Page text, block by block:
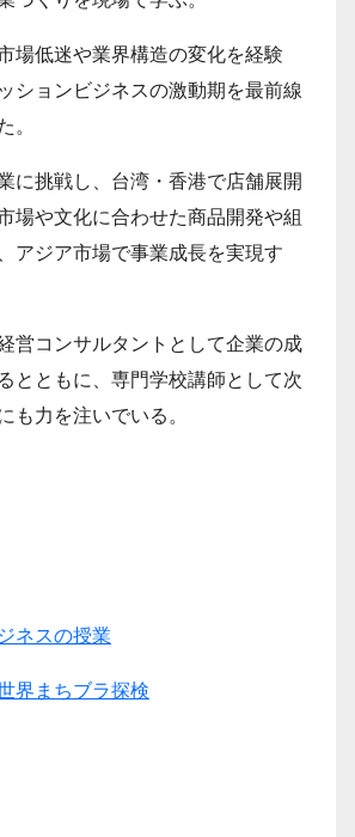
場低迷や業界構造の変化を経験
ションビジネスの激動期を最前線
。
に挑戦し、台湾・香港で店舗展開
場や文化に合わせた商品開発や組
アジア市場で事業成長を実現す
営コンサルタントとして企業の成
とともに、専門学校講師として次
も力を注いでいる。
ネスの授業
界まちブラ探検